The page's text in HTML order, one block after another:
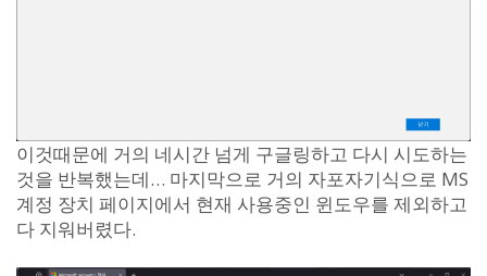
이것때문에 거의 네시간 넘게 구글링하고 다시 시도하는
것을 반복했는데… 마지막으로 거의 자포자기식으로 MS
계정 장치 페이지에서 현재 사용중인 윈도우를 제외하고
다 지워버렸다.